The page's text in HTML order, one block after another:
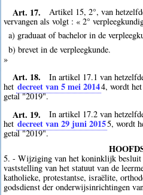
Art. 17.
Artikel 15, 2°, van
vervangen als volgt : « 2°
a) graduaat of bachelor in de
b) brevet in de verpleegkunde.
»
Art. 18.
In artikel 17.1 van
het decreet van 5 mei 20144, wordt
getal "2019".
Art. 19.
In artikel 17.2 van
het decreet van 29 juni 20155, wordt
getal "2019".
5. - Wijziging van het koninklijk besluit
vaststelling van het statuut van de
katholieke, protestantse, israëlite,
godsdienst der onderwijsinrichtingen